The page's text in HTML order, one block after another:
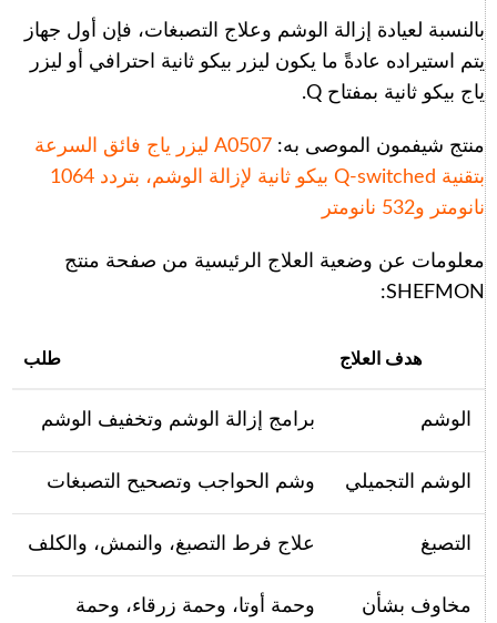
بالنسبة لعيادة إزالة الوشم وعلاج التصبغات، فإن أول جهاز
يتم استيراده عادةً ما يكون ليزر بيكو ثانية احترافي أو ليزر
ياج بيكو ثانية بمفتاح Q.
منتج شيفمون الموصى به:
A0507 ليزر ياج فائق السرعة
بتقنية Q-switched بيكو ثانية لإزالة الوشم، بتردد 1064
نانومتر و532 نانومتر
معلومات عن وضعية العلاج الرئيسية من صفحة منتج
SHEFMON:
هدف العلاج طلب
الوشم برامج إزالة الوشم وتخفيف الوشم
الوشم التجميلي وشم الحواجب وتصحيح التصبغات
التصبغ علاج فرط التصبغ، والنمش، والكلف
مخاوف بشأن
وحمة أوتا، وحمة زرقاء، وحمة